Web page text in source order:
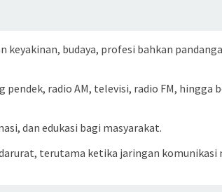
budaya, profesi bahkan
radio AM, televisi, radio FM,
dan edukasi bagi masyarakat.
terutama ketika jaringan